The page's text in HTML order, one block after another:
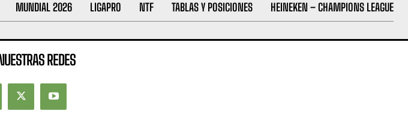
MUNDIAL 2026 LIGAPRO NTF TABLAS Y POSICIONES HEINEKEN – CHAMPIONS LEAGUE
REDES